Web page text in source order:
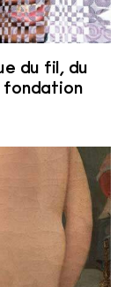
du fil, du
fondation